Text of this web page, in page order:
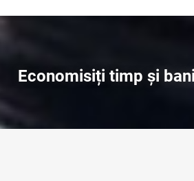
Economisiți timp și